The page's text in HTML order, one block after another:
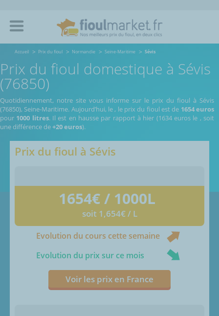
Accueil Prix du fioul Normandie Seine-Maritime Sévis
Prix du fioul domestique à Sévis
(76850)
Quotidiennement, notre site vous informe sur le prix du fioul à Sévis
(76850), Seine-Maritime. Aujourd’hui, le , le prix du fioul est de 1654 euros
pour 1000 litres. Il est en hausse par rapport à hier (1634 euros le , soit
une différence de+20 euros).
Prix du fioul à Sévis
1654€ / 1000L
soit 1,654€ / L
Evolution du cours cette semaine
Evolution du prix sur ce mois
Voir les prix en France